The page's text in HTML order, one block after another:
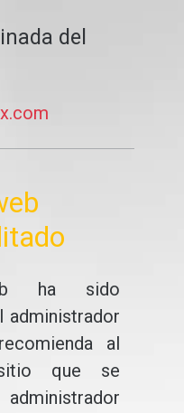
del
ha sido
administrador
al
que se